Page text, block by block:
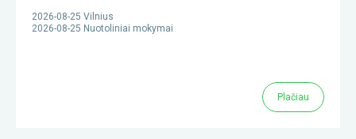
2026-08-25 Vilnius
2026-08-25 Nuotoliniai mokymai
Plačiau